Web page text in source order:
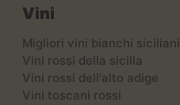
Vini
Migliori vini bianchi siciliani
Vini rossi della sicilia
Vini rossi dell'alto adige
Vini toscani rossi